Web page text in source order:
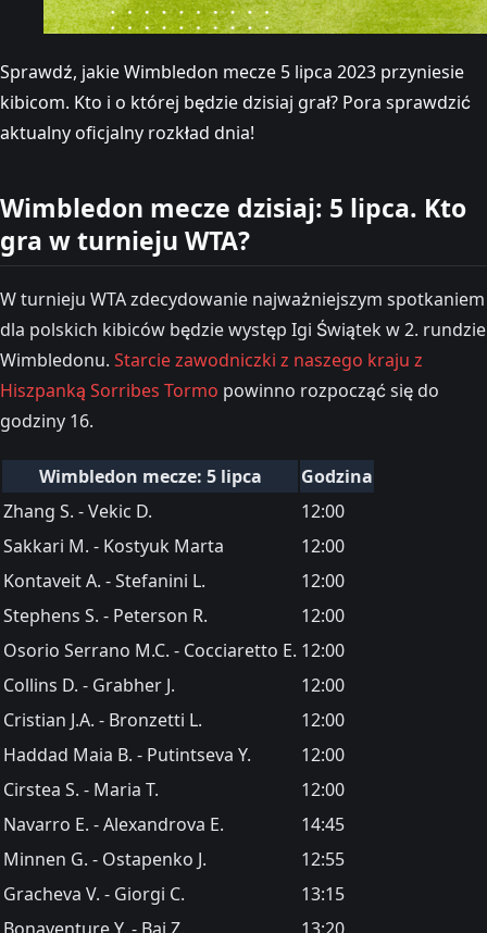
Sprawdź, jakie Wimbledon mecze 5 lipca 2023 przyniesie
kibicom. Kto i o której będzie dzisiaj grał? Pora sprawdzić
aktualny oficjalny rozkład dnia!
Wimbledon mecze dzisiaj: 5 lipca. Kto
gra w turnieju WTA?
W turnieju WTA zdecydowanie najważniejszym spotkaniem
dla polskich kibiców będzie występ Igi Świątek w 2. rundzie
Wimbledonu. Starcie zawodniczki z naszego kraju z
Hiszpanką Sorribes Tormo powinno rozpocząć się do
godziny 16.
Wimbledon mecze: 5 lipca
Godzina
Zhang S. - Vekic D.
12:00
Sakkari M. - Kostyuk Marta
12:00
Kontaveit A. - Stefanini L.
12:00
Stephens S. - Peterson R.
12:00
Osorio Serrano M.C. - Cocciaretto E. 12:00
Collins D. - Grabher J.
12:00
Cristian J.A. - Bronzetti L.
12:00
Haddad Maia B. - Putintseva Y.
12:00
Cirstea S. - Maria T.
12:00
Navarro E. - Alexandrova E.
14:45
Minnen G. - Ostapenko J.
12:55
Gracheva V. - Giorgi C.
13:15